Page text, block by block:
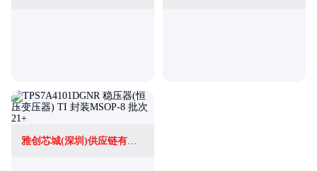
雅创芯城(深圳)供应链有限公司